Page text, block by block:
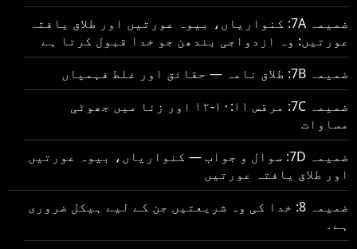
ضمیمہ 7A: کنواریاں، بیوہ عورتیں اور طلاق یافتہ
عورتیں: وہ ازدواجی بندھن جو خدا قبول کرتا ہے
ضمیمہ 7B: طلاق نامہ — حقائق اور غلط فہمیاں
ضمیمہ 7C: مرقس ۱۰:۱۱-۱۲ اور زنا میں جھوٹی
مساوات
ضمیمہ 7D: سوال و جواب — کنواریاں، بیوہ عورتیں
اور طلاق یافتہ عورتیں
ضمیمہ 8: خدا کی وہ شریعتیں جن کے لیے ہیکل ضروری
ہے۔